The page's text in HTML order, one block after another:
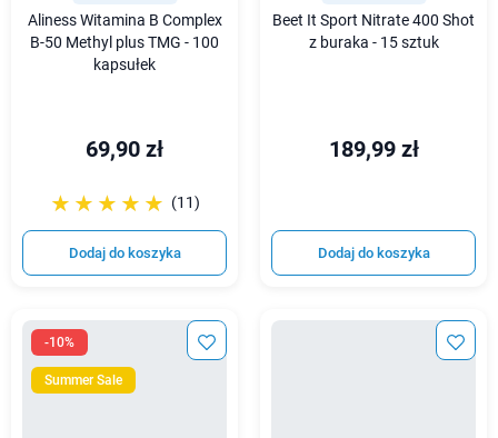
Aliness Witamina B Complex
B-50 Methyl plus TMG - 100
kapsułek
69,90 zł
☆☆☆☆☆
★★★★★ (11)
Dodaj do koszyka
Beet It Sport Nitrate 400 Shot
z buraka - 15 sztuk
189,99 zł
Dodaj do koszyka
-10%
Summer Sale